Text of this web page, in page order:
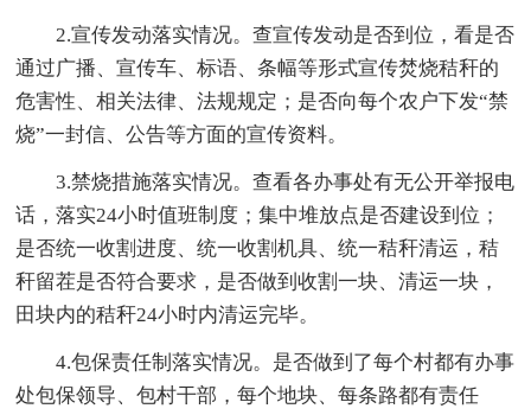
2.宣传发动落实情况。查宣传发动是否到位，看是否
通过广播、宣传车、标语、条幅等形式宣传焚烧秸秆的
危害性、相关法律、法规规定；是否向每个农户下发“禁
烧”一封信、公告等方面的宣传资料。
3.禁烧措施落实情况。查看各办事处有无公开举报电
话，落实24小时值班制度；集中堆放点是否建设到位；
是否统一收割进度、统一收割机具、统一秸秆清运，秸
秆留茬是否符合要求，是否做到收割一块、清运一块，
田块内的秸秆24小时内清运完毕。
4.包保责任制落实情况。是否做到了每个村都有办事
处包保领导、包村干部，每个地块、每条路都有责任